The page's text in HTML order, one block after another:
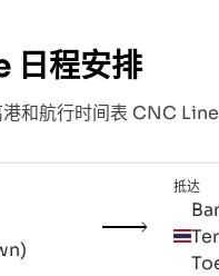
日程安排
和航行时间表 CNC Line
抵达